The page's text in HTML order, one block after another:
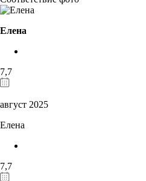
Елена
7,7
август 2025
Елена
7,7